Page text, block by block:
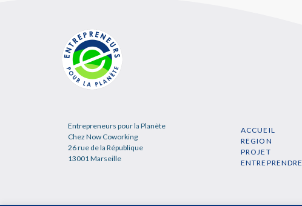
Entrepreneurs pour la Planète
Chez Now Coworking
26 rue de la République
13001 Marseille
ACCUEIL
REGION
PROJET
ENTREPRENDRE